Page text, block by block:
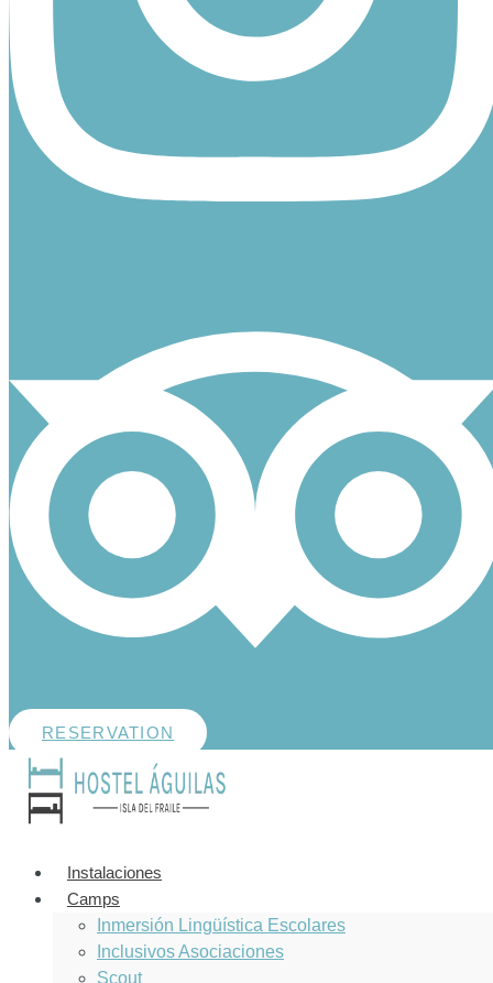
RESERVATION
Instalaciones
Camps
Inmersión Lingüística Escolares
Inclusivos Asociaciones
Scout